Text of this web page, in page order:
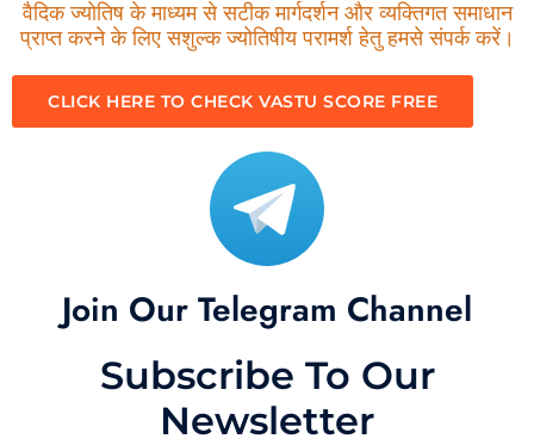
वैदिक ज्योतिष के माध्यम से सटीक मार्गदर्शन और व्यक्तिगत समाधान
प्राप्त करने के लिए सशुल्क ज्योतिषीय परामर्श हेतु हमसे संपर्क करें।
CLICK HERE TO CHECK VASTU SCORE FREE
Join Our Telegram Channel
Subscribe To Our
Newsletter